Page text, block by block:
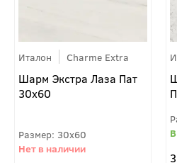
Италон Charme Extra
Шарм Экстра Лаза Пат
30x60
30x60